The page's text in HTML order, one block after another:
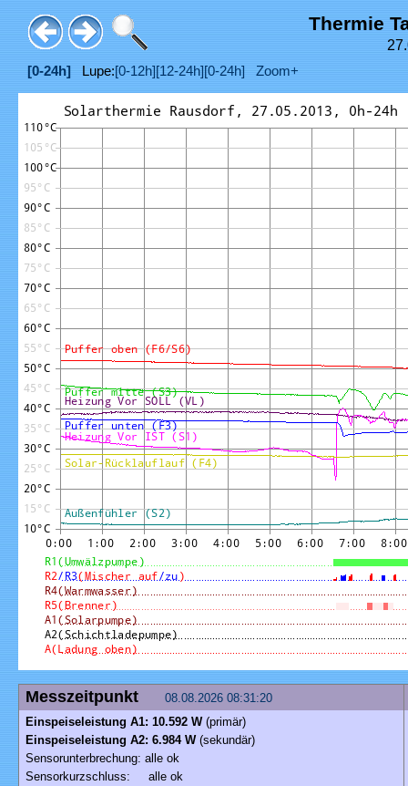
Thermie
27.
[0-24h] Lupe:[0-12h] [12-24h] [0-24h] Zoom+
Messzeitpunkt
08.08.2026 08:31:20
Einspeiseleistung A1: 10.592 W (primär)
Einspeiseleistung A2: 6.984 W(sekundär)
Sensorunterbrechung: alle ok
Sensorkurzschluss: alle ok